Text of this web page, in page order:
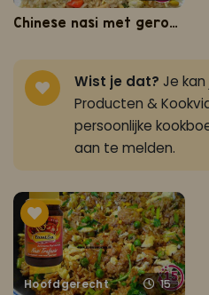
Wist je dat? Je
Producten &
persoonlijke
aan te melden.
Hoofdgerecht 15